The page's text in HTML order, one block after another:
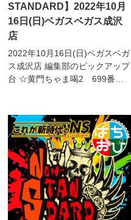
STANDARD】2022年10月
16日(日)ベガスベガス成沢
店
2022年10月16日(日)ベガスベガ
ス成沢店 編集部のピックアップ
台 ☆黄門ちゃま喝2 699番台
叉 748/749番台☆キャッ...